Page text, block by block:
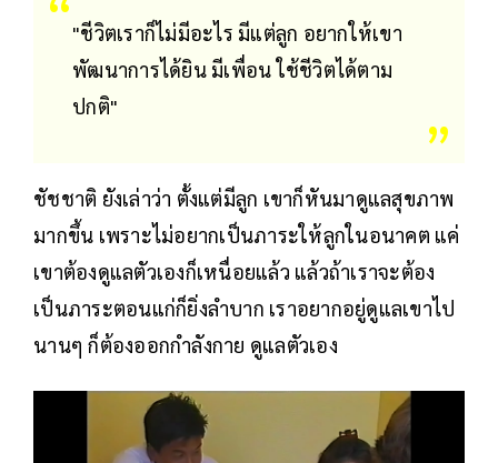
"ชีวิตเราก็ไม่มีอะไร มีแต่ลูก อยากให้เขา
พัฒนาการได้ยิน มีเพื่อน ใช้ชีวิตได้ตาม
ปกติ"
ชัชชาติ ยังเล่าว่า ตั้งแต่มีลูก เขาก็หันมาดูแลสุขภาพ
มากขึ้น เพราะไม่อยากเป็นภาระให้ลูกในอนาคต แค่
เขาต้องดูแลตัวเองก็เหนื่อยแล้ว แล้วถ้าเราจะต้อง
เป็นภาระตอนแก่ก็ยิ่งลำบาก เราอยากอยู่ดูแลเขาไป
นานๆ ก็ต้องออกกำลังกาย ดูแลตัวเอง